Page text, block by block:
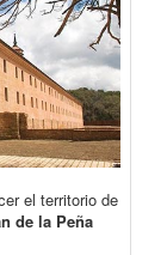
el territorio de
de la Peña